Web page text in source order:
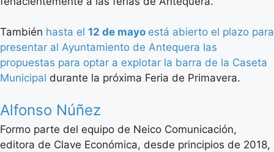
También hasta el 12 de mayo está abierto el plazo para
presentar al Ayuntamiento de Antequera las
propuestas para optar a explotar la barra de la Caseta
Municipal durante la próxima Feria de Primavera.
Alfonso Núñez
Formo parte del equipo de Neico Comunicación,
editora de Clave Económica, desde principios de 2018,